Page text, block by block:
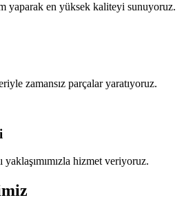
yaparak en yüksek kaliteyi sunuyoruz.
zamansız parçalar yaratıyoruz.
hizmet veriyoruz.